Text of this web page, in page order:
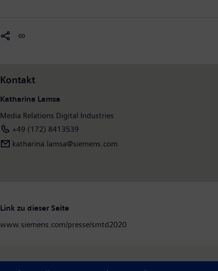
Kontakt
Katharina Lamsa
Media Relations Digital Industries
+49 (172) 8413539
katharina.lamsa@siemens.com
Link zu dieser Seite
www.siemens.com/presse/smtd2020